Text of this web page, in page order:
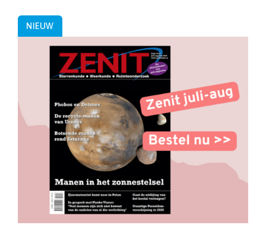
NIEUW